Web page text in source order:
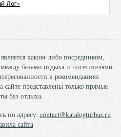
каким-либо посредником,
базами отдыха и посетителями,
в рекомендациях
представлены только прямые
баз отдыха.
по адресу: contact@katalogturbaz.ru
сайта